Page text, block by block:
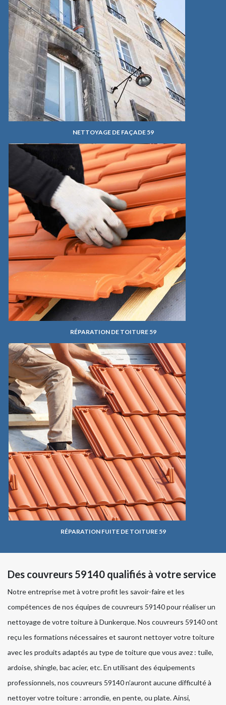
NETTOYAGE DE FAÇADE 59
RÉPARATION DE TOITURE 59
RÉPARATION FUITE DE TOITURE 59
Des couvreurs 59140 qualifiés à votre service
Notre entreprise met à votre profit les savoir-faire et les
compétences de nos équipes de couvreurs 59140 pour réaliser un
nettoyage de votre toiture à Dunkerque. Nos couvreurs 59140 ont
reçu les formations nécessaires et sauront nettoyer votre toiture
avec les produits adaptés au type de toiture que vous avez : tuile,
ardoise, shingle, bac acier, etc. En utilisant des équipements
professionnels, nos couvreurs 59140 n’auront aucune difficulté à
nettoyer votre toiture : arrondie, en pente, ou plate. Ainsi,